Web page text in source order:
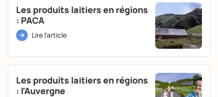
Les produits laitiers en régions
: PACA
Lire l'article
Les produits laitiers en régions
: l'Auvergne